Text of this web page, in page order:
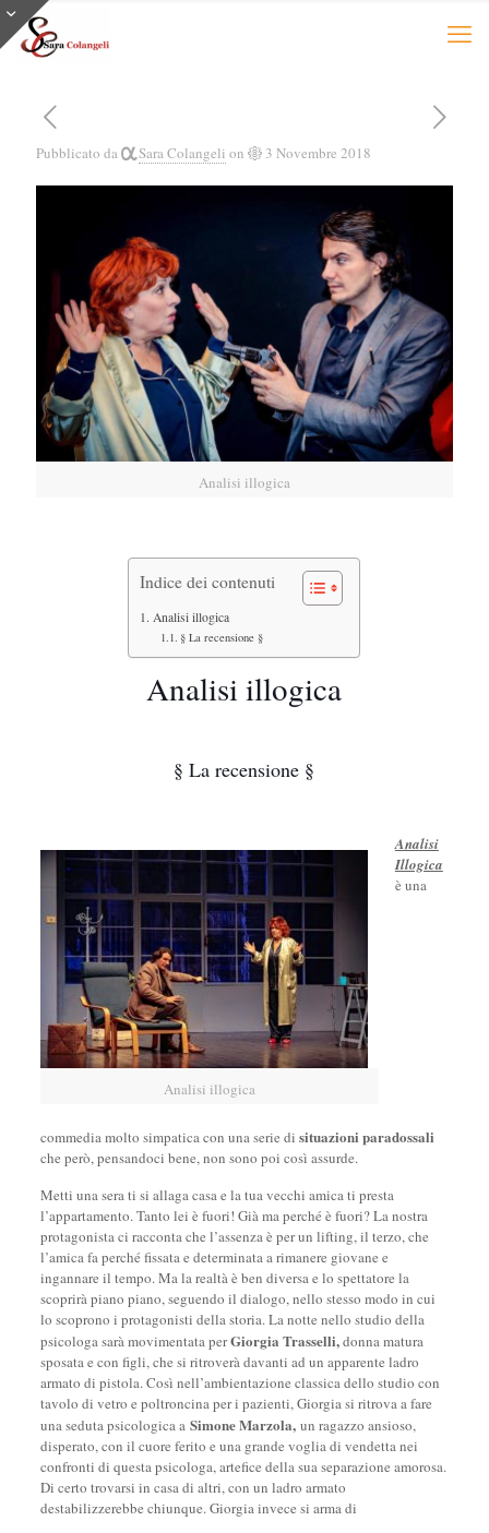
Pubblicato da Sara Colangeli on 3 Novembre 2018
Analisi illogica
Indice dei contenuti
Analisi illogica
§ La recensione §
Analisi illogica
§ La recensione §
Analisi illogica
Analisi
Illogica
è una
commedia molto simpatica con una serie di situazioni paradossali
che però, pensandoci bene, non sono poi così assurde.
Metti una sera ti si allaga casa e la tua vecchi amica ti presta
l’appartamento. Tanto lei è fuori! Già ma perché è fuori? La nostra
protagonista ci racconta che l’assenza è per un lifting, il terzo, che
l’amica fa perché fissata e determinata a rimanere giovane e
ingannare il tempo. Ma la realtà è ben diversa e lo spettatore la
scoprirà piano piano, seguendo il dialogo, nello stesso modo in cui
lo scoprono i protagonisti della storia. La notte nello studio della
psicologa sarà movimentata perGiorgia Trasselli,donna matura
sposata e con figli, che si ritroverà davanti ad un apparente ladro
armato di pistola. Così nell’ambientazione classica dello studio con
tavolo di vetro e poltroncina per i pazienti, Giorgia si ritrova a fare
una seduta psicologica a Simone Marzola, un ragazzo ansioso,
disperato, con il cuore ferito e una grande voglia di vendetta nei
confronti di questa psicologa, artefice della sua separazione amorosa.
Di certo trovarsi in casa di altri, con un ladro armato
destabilizzerebbe chiunque. Giorgia invece si arma di